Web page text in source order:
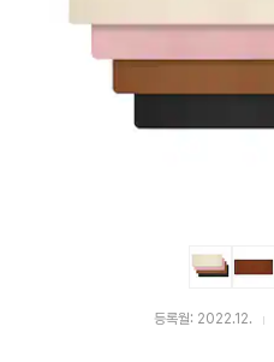
등록월: 2022.12.